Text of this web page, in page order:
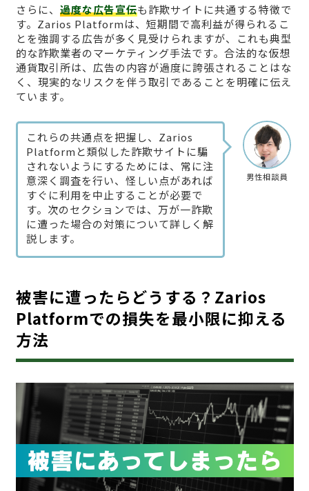
さらに、 過度な広告宣伝も詐欺サイトに共通する特徴で
す。Zarios Platformは、短期間で高利益が得られるこ
とを強調する広告が多く見受けられますが、これも典型
的な詐欺業者のマーケティング手法です。合法的な仮想
通貨取引所は、広告の内容が過度に誇張されることはな
く、現実的なリスクを伴う取引であることを明確に伝え
ています。
男性相談員
これらの共通点を把握し、Zarios
Platformと類似した詐欺サイトに騙
されないようにするためには、常に注
意深く調査を行い、怪しい点があれば
すぐに利用を中止することが必要で
す。次のセクションでは、万が一詐欺
に遭った場合の対策について詳しく解
説します。
被害に遭ったらどうする？Zarios
Platformでの損失を最小限に抑える
方法